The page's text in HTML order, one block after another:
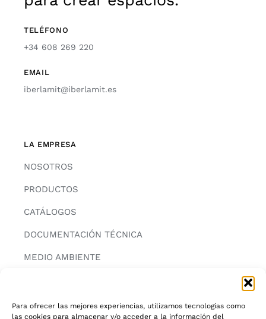
Para ofrecer las mejores experiencias, utilizamos tecnologías como
las cookies para almacenar y/o acceder a la información del
TELÉFONO
+34 608 269 220
EMAIL
iberlamit@iberlamit.es
LA EMPRESA
NOSOTROS
PRODUCTOS
CATÁLOGOS
DOCUMENTACIÓN TÉCNICA
MEDIO AMBIENTE